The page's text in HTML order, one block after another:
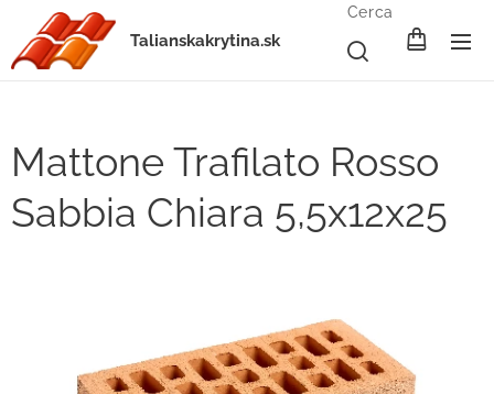
Talianskakrytina.sk
Cerca
Mattone Trafilato Rosso
Sabbia Chiara 5,5x12x25